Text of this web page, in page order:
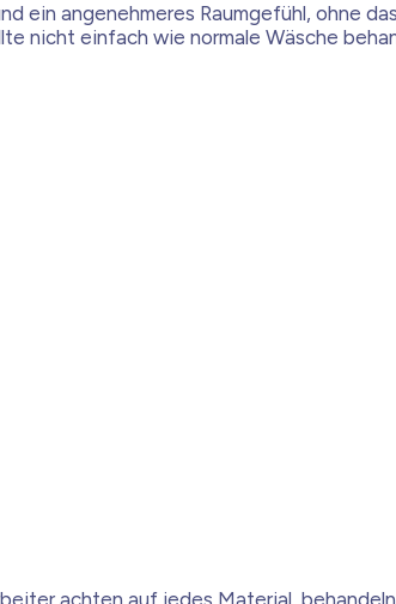
angenehmeres Raumgefühl, ohne
einfach wie normale Wäsche
achten auf jedes Material,